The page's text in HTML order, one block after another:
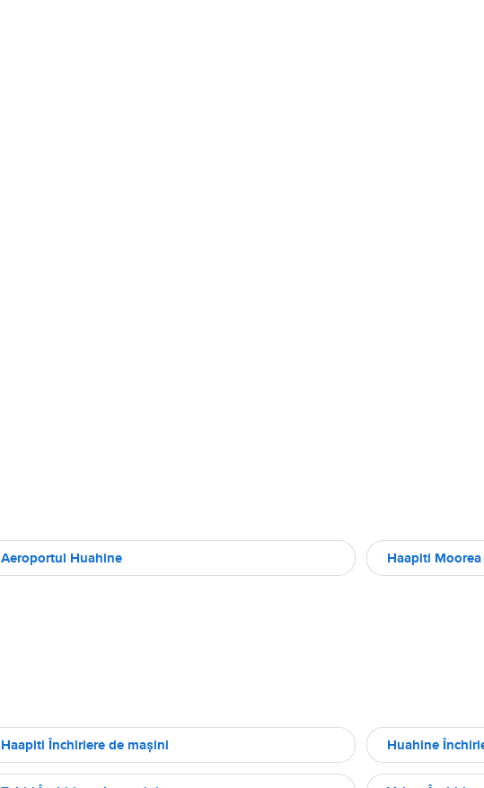
Aeroportul Huahine Haapiti
Haapiti Închiriere de maşini Huahine